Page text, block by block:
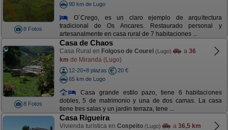
8 Fotos
90 km de Lugo
O´Crego, es un claro ejemplo de arquitectura
tradicional de Os Ancares. Restaurado personal y
artesanalmente en casa rural de 7 habitaciones ...
8 Fotos
Casa de Chaos
Casa Rural en Folgoso de Courel (Lugo) a 36
km de Miranda (Lugo)
12-20+8 plazas
20 €
65 km de Lugo
Casa grande estilo pazo, tiene 6 habitaciones
dobles, 5 de matrimonio y una de dos camas. La casa
tiene tres salas y un jardin terraza, tene ...
Casa Rigueira
Vivienda turística en Cospeito (Lugo) a 36,5 km